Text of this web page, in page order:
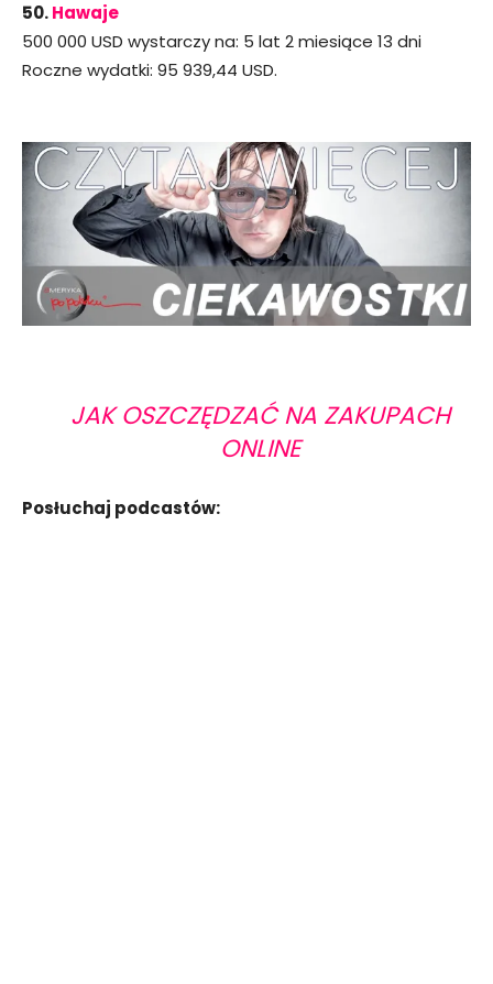
50.Hawaje
500 000 USD wystarczy na: 5 lat 2 miesiące 13 dni
Roczne wydatki: 95 939,44 USD.
JAK OSZCZĘDZAĆ NA ZAKUPACH
ONLINE
Posłuchaj podcastów: